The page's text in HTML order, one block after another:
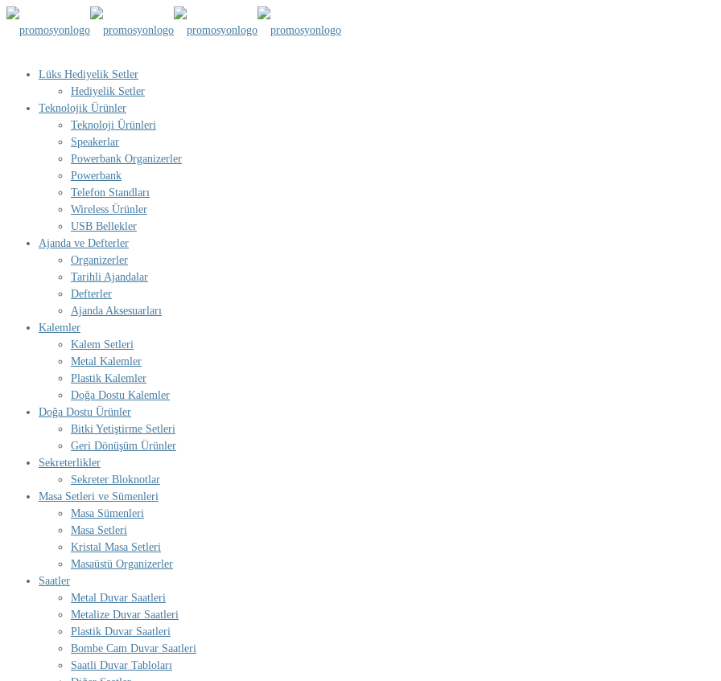
Lüks Hediyelik Setler
Hediyelik Setler
Teknolojik Ürünler
Teknoloji Ürünleri
Speakerlar
Powerbank Organizerler
Powerbank
Telefon Standları
Wireless Ürünler
USB Bellekler
Ajanda ve Defterler
Organizerler
Tarihli Ajandalar
Defterler
Ajanda Aksesuarları
Kalemler
Kalem Setleri
Metal Kalemler
Plastik Kalemler
Doğa Dostu Kalemler
Doğa Dostu Ürünler
Bitki Yetiştirme Setleri
Geri Dönüşüm Ürünler
Sekreterlikler
Sekreter Bloknotlar
Masa Setleri ve Sümenleri
Masa Sümenleri
Masa Setleri
Kristal Masa Setleri
Masaüstü Organizerler
Saatler
Metal Duvar Saatleri
Metalize Duvar Saatleri
Plastik Duvar Saatleri
Bombe Cam Duvar Saatleri
Saatli Duvar Tabloları